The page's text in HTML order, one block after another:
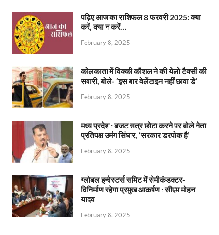
पढ़िए आज का राशिफल 8 फरवरी 2025: क्या
करें, क्या न करें…
February 8, 2025
कोलकाता में विक्की कौशल ने की येलो टैक्सी की
सवारी, बोले- ‘इस बार वेलेंटाइन नहीं छावा डे’
February 8, 2025
मध्य प्रदेश : बजट सत्र छोटा करने पर बोले नेता
प्रतिपक्ष उमंग सिंघार, ‘सरकार डरपोक है’
February 8, 2025
ग्लोबल इन्वेस्टर्स समिट में सेमीकंडक्टर-
विनिर्माण रहेगा प्रमुख आकर्षण : सीएम मोहन
यादव
February 8, 2025